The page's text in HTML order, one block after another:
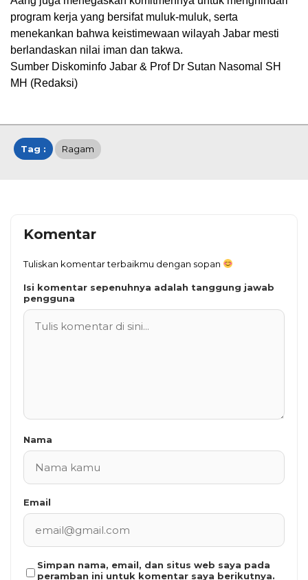
program kerja yang bersifat muluk-muluk, serta
menekankan bahwa keistimewaan wilayah Jabar mesti
berlandaskan nilai iman dan takwa.
Sumber Diskominfo Jabar & Prof Dr Sutan Nasomal SH
MH (Redaksi)
Tag : Ragam
Komentar
Tuliskan komentar terbaikmu dengan sopan
Isi komentar sepenuhnya adalah tanggung jawab
pengguna
Nama
Email
Simpan nama, email, dan situs web saya pada
peramban ini untuk komentar saya berikutnya.